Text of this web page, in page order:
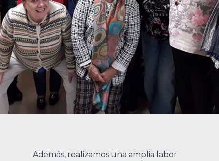
Además, realizamos una amplia labor